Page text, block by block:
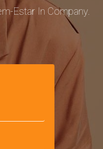
Estar In Company.